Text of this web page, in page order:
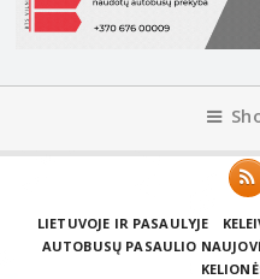
LIETUVOJE IR PASAULYJE
AUTOBUSŲ PASAULIO